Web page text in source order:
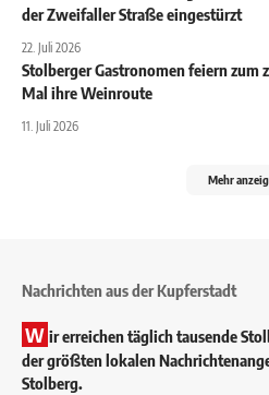
der Zweifaller Straße eingestürzt
22. Juli 2026
Stolberger Gastronomen feiern zum
Mal ihre Weinroute
11. Juli 2026
Mehr
Nachrichten aus der Kupferstadt
W ir erreichen täglich tausende
der größten lokalen
Stolberg.